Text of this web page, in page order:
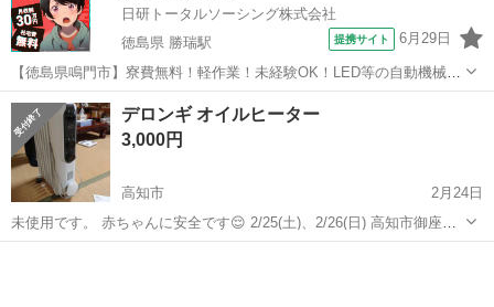
日研トータルソーシング株式会社
徳島県 勝瑞駅
提携サイト 6月29日
【徳島県鳴門市】寮費無料！軽作業！未経験OK！LED等の自動機械加
工・検査・梱包・データ入力《お仕事No.NS0560》 お仕事について ス
マートフォンやパソコン、車などに使われるLED等の電子部品の製造
とそれに付帯する作...
徳島 鳴門市 勝瑞駅 その他
デロンギ オイルヒーター
3,000円
高知市
2月24日
未使用です。 赤ちゃんに安全です😌 2/25(土)、2/26(日) 高知市御座に
ある エコイート御座店で ✨🆓✨フリーマーケットを 開催します。 当